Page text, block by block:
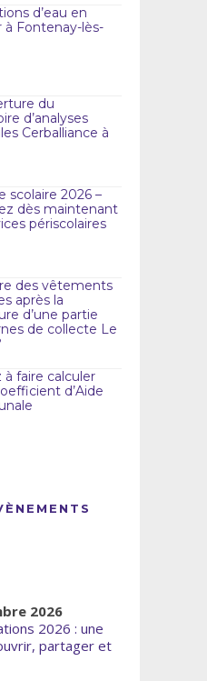
d’eau en
à Fontenay-lès-
du
d’analyses
Cerballiance à
scolaire 2026 –
dès maintenant
périscolaires
des vêtements
après la
d’une partie
de collecte Le
à faire calculer
d’Aide
2026
2026 : une
partager et